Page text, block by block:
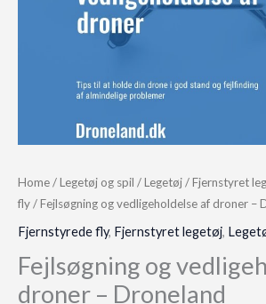
Home/Legetøj og spil /Legetøj/Fjernstyret
fly/ Fejlsøgning og vedligeholdelse af droner –
Fjernstyrede fly, Fjernstyret legetøj,
Fejlsøgning og
droner – Droneland